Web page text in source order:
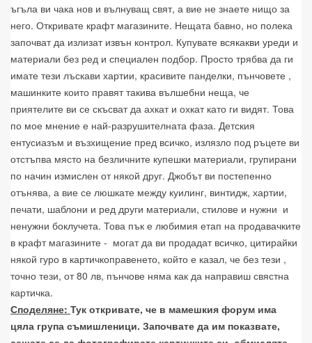
ъгъла ви чака нов и вълнуващ свят, а вие не знаете нищо за
него. Откривате крафт магазините. Нещата бавно, но полека
започват да излизат извън контрол. Купувате всякакви уреди и
материали без ред и специален подбор. Просто трябва да ги
имате тези лъскави хартии, красивите панделки, пънчовете ,
машинките които правят такива вълшебни неща, че
приятелите ви се скъсват да ахкат и охкат като ги видят. Това
по мое мнение е най-разрушителната фаза. Детския
ентусиазъм и възхищение пред всичко, излязло под ръцете ви
отстъпва място на безличните купешки материали, групирани
по начин измислен от някой друг. Джобът ви постепенно
отънява, а вие се люшкате между куилинг, винтидж, хартии,
печати, шаблони и ред други материали, стилове и нужни и
ненужни боклучета. Това пък е любимия етап на продавачките
в крафт магазините - могат да ви продадат всичко, цитирайки
някой гуро в картичкоправенето, който е казал, че без тези ,
точно тези, от 80 лв, пънчове няма как да направиш свястна
картичка.
Споделяне: Тук откривате, че в мамешкия форум има
цяла група съмишленици. Започвате да им показвате,